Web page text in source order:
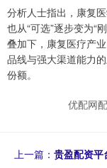
分析人士指出，康复
也从“可选”逐步变为“
叠加下，康复医疗产
品线与强大渠道能力
份额。
优配网
上一篇： 贵盈配资平